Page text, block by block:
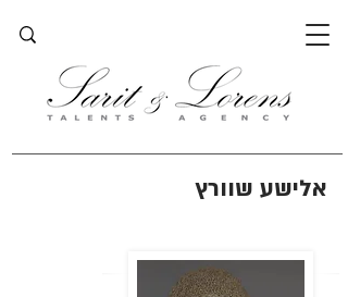
אלישע שוורץ